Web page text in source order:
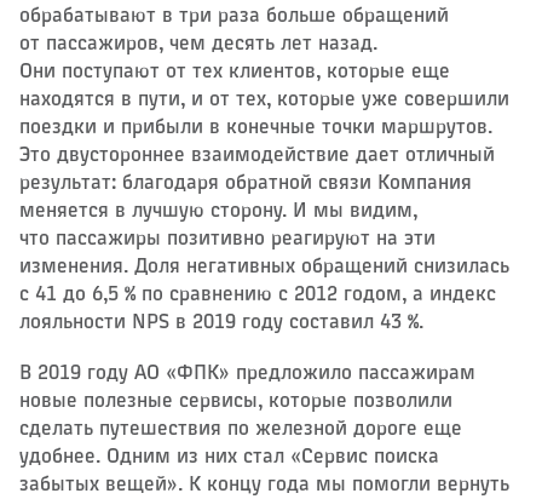
обрабатывают в три раза больше обращений
от пассажиров, чем десять лет назад.
Они поступают от тех клиентов, которые еще
находятся в пути, и от тех, которые уже совершили
поездки и прибыли в конечные точки маршрутов.
Это двустороннее взаимодействие дает отличный
результат: благодаря обратной связи Компания
меняется в лучшую сторону. И мы видим,
что пассажиры позитивно реагируют на эти
изменения. Доля негативных обращений снизилась
с 41 до 6,5 % по сравнению с 2012 годом, а индекс
лояльности NPS в 2019 году составил 43 %.
В 2019 году АО «ФПК» предложило пассажирам
новые полезные сервисы, которые позволили
сделать путешествия по железной дороге еще
удобнее. Одним из них стал «Сервис поиска
забытых вещей». К концу года мы помогли вернуть